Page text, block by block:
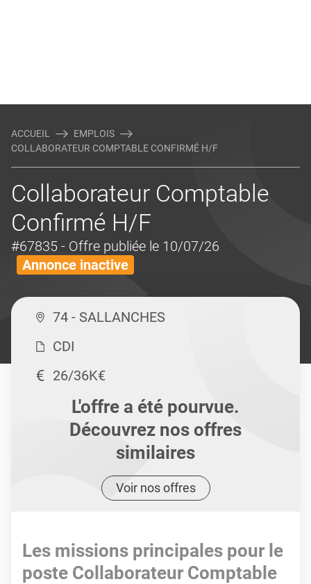
ACCUEIL
EMPLOIS
COLLABORATEUR COMPTABLE CONFIRMÉ H/F
Collaborateur Comptable
Confirmé H/F
#67835 - Offre publiée le 10/07/26
Annonce inactive
74 - SALLANCHES
CDI
26/36K€
L'offre a été pourvue.
Découvrez nos offres
similaires
Voir nos offres
Les missions principales pour le
poste Collaborateur Comptable